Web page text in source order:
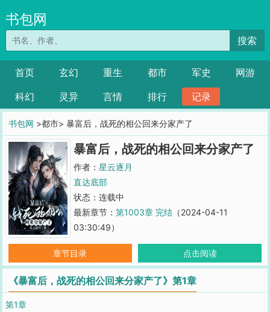
书包网
搜索
首页 玄幻 重生 都市 军史
网游
科幻
灵异 言情 排行 记录
书包网 >都市> 暴富后，战死的相公回来分家产了
暴富后，战死的相公回来分家产了
作者： 星云逐月
直达底部
状态：连载中
最新章节： 第1003章 完结（2024-04-11
03:30:49）
章节目录 点击阅读
《暴富后，战死的相公回来分家产了》第1章
第1章